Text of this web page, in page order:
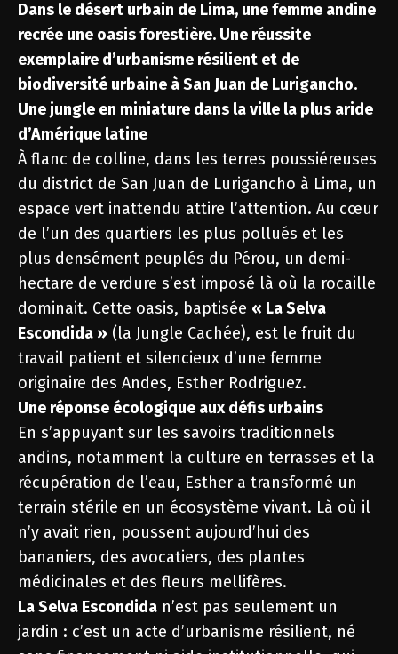
Dans le désert urbain de Lima, une femme andine
recrée une oasis forestière. Une réussite
exemplaire d’urbanisme résilient et de
biodiversité urbaine à San Juan de Lurigancho.
Une jungle en miniature dans la ville la plus aride
d’Amérique latine
À flanc de colline, dans les terres poussiéreuses
du district de San Juan de Lurigancho à Lima, un
espace vert inattendu attire l’attention. Au cœur
de l’un des quartiers les plus pollués et les
plus densément peuplés du Pérou, un demi-
hectare de verdure s’est imposé là où la rocaille
dominait. Cette oasis, baptisée « La Selva
Escondida » (la Jungle Cachée), est le fruit du
travail patient et silencieux d’une femme
originaire des Andes, Esther Rodriguez.
Une réponse écologique aux défis urbains
En s’appuyant sur les savoirs traditionnels
andins, notamment la culture en terrasses et la
récupération de l’eau, Esther a transformé un
terrain stérile en un écosystème vivant. Là où il
n’y avait rien, poussent aujourd’hui des
bananiers, des avocatiers, des plantes
médicinales et des fleurs mellifères.
La Selva Escondida n’est pas seulement un
jardin : c’est un acte d’urbanisme résilient, né